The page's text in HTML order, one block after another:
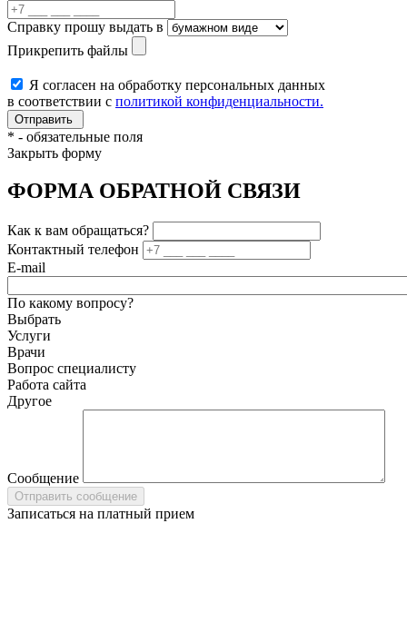
Справку прошу выдать в
Прикрепить файлы
Я согласен на обработку персональных данных
в соответствии с политикой конфиденциальности.
* - обязательные поля
Закрыть форму
ФОРМА ОБРАТНОЙ СВЯЗИ
Как к вам обращаться?
Контактный телефон
E-mail
По какому вопросу?
Выбрать
Услуги
Врачи
Вопрос специалисту
Работа сайта
Другое
Сообщение
Записаться на платный прием